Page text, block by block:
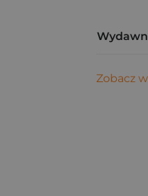
Zobacz